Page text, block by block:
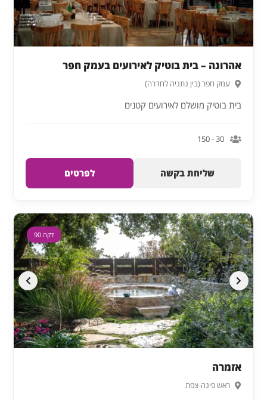
אהרונה – בית בוטיק לאירועים בעמק חפר
עמק חפר (בין נתניה לחדרה)
בית בוטיק מושלם לאירועים קטנים
30 - 150
שליחת בקשה לפרטים
דקה 90
אזמרה
ראש פינה-צפת